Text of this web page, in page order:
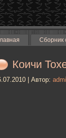
Сборник
Коичи
| Автор: